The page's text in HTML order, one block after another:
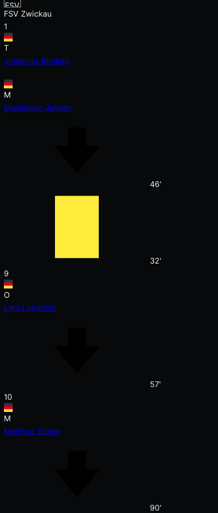
FSV Zwickau
1
T
Johannes Brinkies
M
Maximilian Jansen
46'
32'
9
O
Lars Lokotsch
57'
10
M
Manfred Starke
90'